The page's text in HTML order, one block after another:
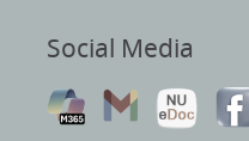
Social Media